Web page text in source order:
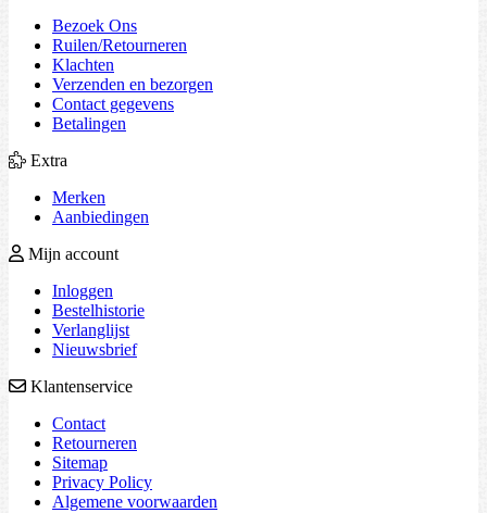
Bezoek Ons
Ruilen/Retourneren
Klachten
Verzenden en bezorgen
Contact gegevens
Betalingen
Extra
Merken
Aanbiedingen
Mijn account
Inloggen
Bestelhistorie
Verlanglijst
Nieuwsbrief
Klantenservice
Contact
Retourneren
Sitemap
Privacy Policy
Algemene voorwaarden